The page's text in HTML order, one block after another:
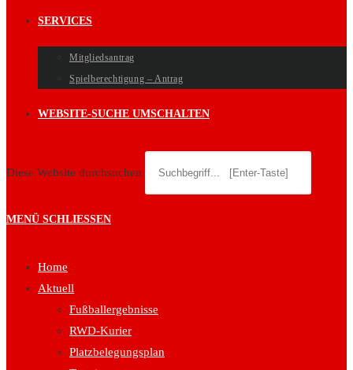
SERVICES
Mitgliedsantrag
Spielberechtigung – Antrag
WEBSITE-SUCHE UMSCHALTEN
Diese Website durchsuchen
MENÜ SCHLIESSEN
Home
Aktuell
Fußballergebnisse
RWD-Kurier
Platzbelegungsplan